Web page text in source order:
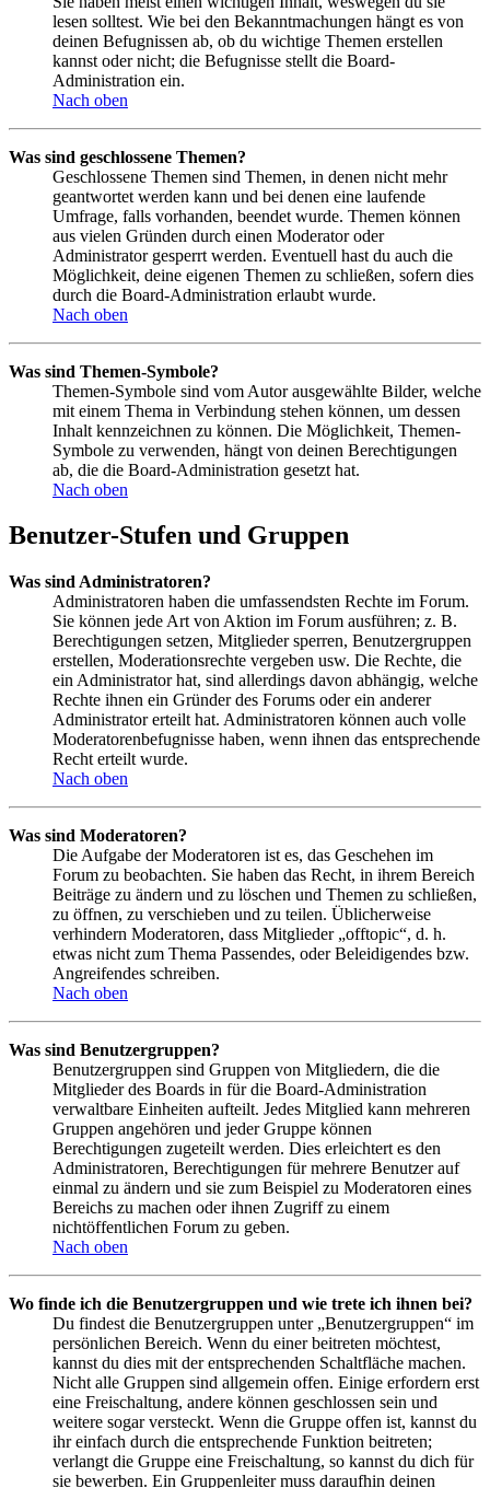
lesen solltest. Wie bei den Bekanntmachungen hängt es von
deinen Befugnissen ab, ob du wichtige Themen erstellen
kannst oder nicht; die Befugnisse stellt die Board-
Administration ein.
Nach oben
Was sind geschlossene Themen?
Geschlossene Themen sind Themen, in denen nicht mehr
geantwortet werden kann und bei denen eine laufende
Umfrage, falls vorhanden, beendet wurde. Themen können
aus vielen Gründen durch einen Moderator oder
Administrator gesperrt werden. Eventuell hast du auch die
Möglichkeit, deine eigenen Themen zu schließen, sofern dies
durch die Board-Administration erlaubt wurde.
Nach oben
Was sind Themen-Symbole?
Themen-Symbole sind vom Autor ausgewählte Bilder, welche
mit einem Thema in Verbindung stehen können, um dessen
Inhalt kennzeichnen zu können. Die Möglichkeit, Themen-
Symbole zu verwenden, hängt von deinen Berechtigungen
ab, die die Board-Administration gesetzt hat.
Nach oben
Benutzer-Stufen und Gruppen
Was sind Administratoren?
Administratoren haben die umfassendsten Rechte im Forum.
Sie können jede Art von Aktion im Forum ausführen; z. B.
Berechtigungen setzen, Mitglieder sperren, Benutzergruppen
erstellen, Moderationsrechte vergeben usw. Die Rechte, die
ein Administrator hat, sind allerdings davon abhängig, welche
Rechte ihnen ein Gründer des Forums oder ein anderer
Administrator erteilt hat. Administratoren können auch volle
Moderatorenbefugnisse haben, wenn ihnen das entsprechende
Recht erteilt wurde.
Nach oben
Was sind Moderatoren?
Die Aufgabe der Moderatoren ist es, das Geschehen im
Forum zu beobachten. Sie haben das Recht, in ihrem Bereich
Beiträge zu ändern und zu löschen und Themen zu schließen,
zu öffnen, zu verschieben und zu teilen. Üblicherweise
verhindern Moderatoren, dass Mitglieder „offtopic“, d. h.
etwas nicht zum Thema Passendes, oder Beleidigendes bzw.
Angreifendes schreiben.
Nach oben
Was sind Benutzergruppen?
Benutzergruppen sind Gruppen von Mitgliedern, die die
Mitglieder des Boards in für die Board-Administration
verwaltbare Einheiten aufteilt. Jedes Mitglied kann mehreren
Gruppen angehören und jeder Gruppe können
Berechtigungen zugeteilt werden. Dies erleichtert es den
Administratoren, Berechtigungen für mehrere Benutzer auf
einmal zu ändern und sie zum Beispiel zu Moderatoren eines
Bereichs zu machen oder ihnen Zugriff zu einem
nichtöffentlichen Forum zu geben.
Nach oben
Wo finde ich die Benutzergruppen und wie trete ich ihnen bei?
Du findest die Benutzergruppen unter „Benutzergruppen“ im
persönlichen Bereich. Wenn du einer beitreten möchtest,
kannst du dies mit der entsprechenden Schaltfläche machen.
Nicht alle Gruppen sind allgemein offen. Einige erfordern erst
eine Freischaltung, andere können geschlossen sein und
weitere sogar versteckt. Wenn die Gruppe offen ist, kannst du
ihr einfach durch die entsprechende Funktion beitreten;
verlangt die Gruppe eine Freischaltung, so kannst du dich für
sie bewerben. Ein Gruppenleiter muss daraufhin deinen